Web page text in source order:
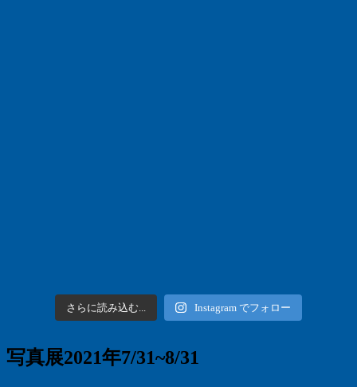
さらに読み込む... Instagram でフォロー
写真展2021年7/31~8/31